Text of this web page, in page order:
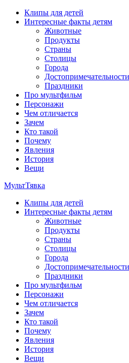
Перейти
содержимому
Клипы для детей
Интересные факты детям
Животные
Продукты
Страны
Столицы
Города
Достопримечательности
Праздники
Про мультфильм
Персонажи
Чем отличается
Зачем
Кто такой
Почему
Явления
История
Вещи
МультТявка
интересные факты про страны,
мультфильмов, мульт-клипы, песни
клипы, интересные факты о
мультфильмов
Клипы для детей
Интересные факты детям
Животные
Продукты
Страны
Столицы
Города
Достопримечательности
Праздники
Про мультфильм
Персонажи
Чем отличается
Зачем
Кто такой
Почему
Явления
История
Вещи